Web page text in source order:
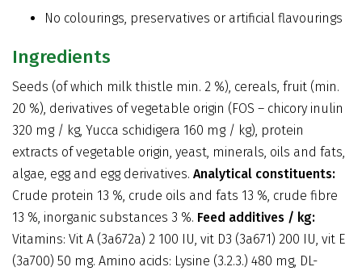
No colourings, preservatives or artificial flavourings
Ingredients
Seeds (of which milk thistle min. 2 %), cereals, fruit (min.
20 %), derivatives of vegetable origin (FOS – chicory inulin
320 mg / kg, Yucca schidigera 160 mg / kg), protein
extracts of vegetable origin, yeast, minerals, oils and fats,
algae, egg and egg derivatives. Analytical constituents:
Crude protein 13 %, crude oils and fats 13 %, crude fibre
13 %, inorganic substances 3 %. Feed additives / kg:
Vitamins: Vit A (3a672a) 2 100 IU, vit D3 (3a671) 200 IU, vit E
(3a700) 50 mg. Amino acids: Lysine (3.2.3.) 480 mg, DL-